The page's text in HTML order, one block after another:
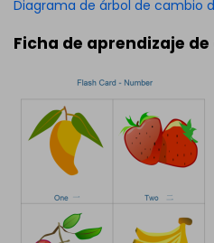
Diagrama de árbol de cambio
Ficha de aprendizaje